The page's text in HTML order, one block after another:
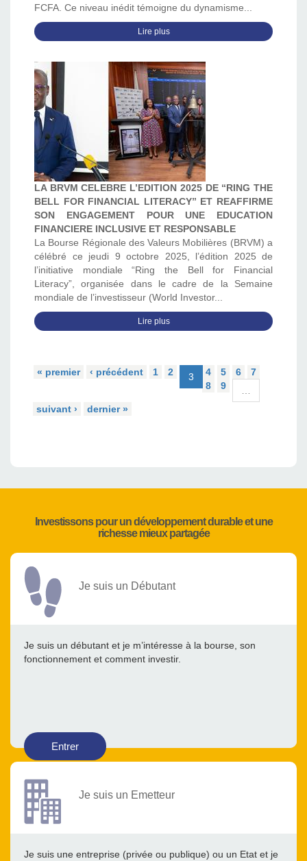
FCFA. Ce niveau inédit témoigne du dynamisme...
Lire plus
LA BRVM CELEBRE L’EDITION 2025 DE “RING THE
BELL FOR FINANCIAL LITERACY” ET REAFFIRME
SON ENGAGEMENT POUR UNE EDUCATION
FINANCIERE INCLUSIVE ET RESPONSABLE
La Bourse Régionale des Valeurs Mobilières (BRVM) a
célébré ce jeudi 9 octobre 2025, l’édition 2025 de
l’initiative mondiale “Ring the Bell for Financial
Literacy”, organisée dans le cadre de la Semaine
mondiale de l’investisseur (World Investor...
Lire plus
« premier ‹ précédent 1 2 3 4 5 6
7
8
9
…
suivant ›
dernier »
Investissons pour un développement durable et une
richesse mieux partagée
Je suis un Débutant
Je suis un débutant et je m’intéresse à la bourse, son
fonctionnement et comment investir.
Entrer
Je suis un Emetteur
Je suis une entreprise (privée ou publique) ou un Etat et je